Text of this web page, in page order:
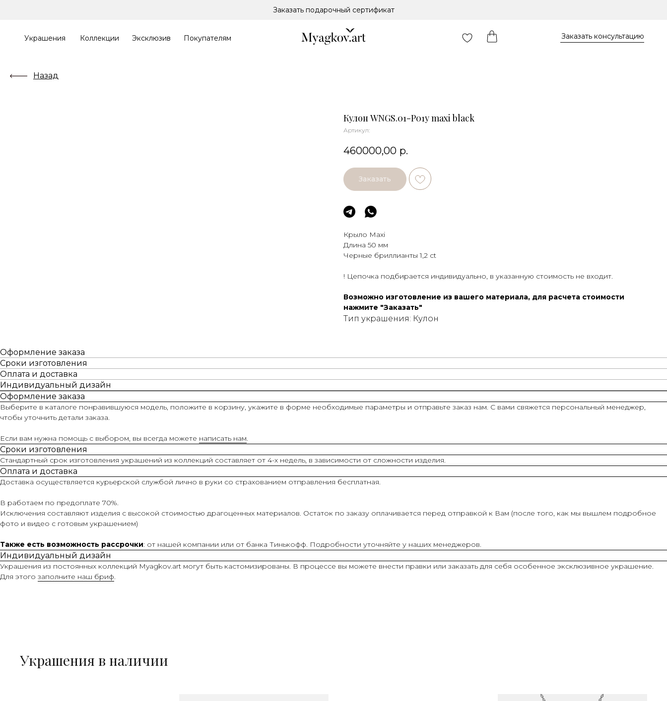
Заказать консультацию
Заказать подарочный сертификат
Покупателям
Коллекции Эксклюзив
Украшения
Назад
Кулон WNGS.01-P01y maxi black
Артикул:
460000,00 р.
Заказать
Крыло Maxi
Длина 50 мм
Черные бриллианты 1,2 ct
! Цепочка подбирается индивидуально, в указанную стоимость не входит.
Возможно изготовление из вашего материала, для расчета стоимости
нажмите "Заказать"
Тип украшения: Кулон
Оформление заказа
Сроки изготовления
Оплата и доставка
Индивидуальный дизайн
Оформление заказа
Выберите в каталоге понравившуюся модель, положите в корзину, укажите в форме необходимые параметры и отправьте заказ нам. С вами свяжется персональный менеджер,
чтобы уточнить детали заказа.
Если вам нужна помощь с выбором, вы всегда можете написать нам.
Сроки изготовления
Стандартный срок изготовления украшений из коллекций составляет от 4-х недель, в зависимости от сложности изделия.
Оплата и доставка
Доставка осуществляется курьерской службой лично в руки со страхованием отправления бесплатная.
В работаем по предоплате 70%.
Исключения составляют изделия с высокой стоимостью драгоценных материалов. Остаток по заказу оплачивается перед отправкой к Вам (после того, как мы вышлем подробное
фото и видео с готовым украшением)
Также есть возможность рассрочки: от нашей компании или от банка Тинькофф. Подробности уточняйте у наших менеджеров.
Индивидуальный дизайн
Украшения из постоянных коллекций Myagkov.art могут быть кастомизированы. В процессе вы можете внести правки или заказать для себя особенное эксклюзивное украшение.
Для этого заполните наш бриф.
Украшения в наличии